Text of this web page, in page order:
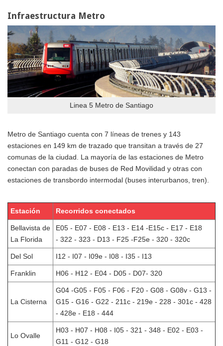
Infraestructura Metro
Linea 5 Metro de Santiago
Metro de Santiago cuenta con 7 líneas de trenes y 143
estaciones en 149 km de trazado que transitan a través de 27
comunas de la ciudad. La mayoría de las estaciones de Metro
conectan con paradas de buses de Red Movilidad y otras con
estaciones de transbordo intermodal (buses interurbanos, tren).
Estación Recorridos conectados
Bellavista de
La Florida
E05 - E07 - E08 - E13 - E14 -E15c - E17 - E18
- 322 - 323 - D13 - F25 -F25e - 320 - 320c
Del Sol I12 - I07 - I09e - I08 - I35 - I13
Franklin H06 - H12 - E04 - D05 - D07- 320
La Cisterna
G04 -G05 - F05 - F06 - F20 - G08 - G08v - G13 -
G15 - G16 - G22 - 211c - 219e - 228 - 301c - 428
- 428e - E18 - 444
Lo Ovalle
H03 - H07 - H08 - I05 - 321 - 348 - E02 - E03 -
G11 - G12 - G18